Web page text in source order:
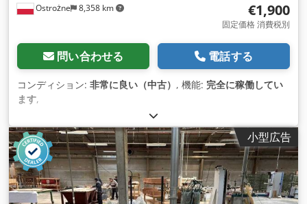
Ostrożne 8,358 km €1,900
固定価格 消費税別
問い合わせる 電話する
コンディション: 非常に良い（中古） , 機能: 完全に稼働してい
ます,
小型広告